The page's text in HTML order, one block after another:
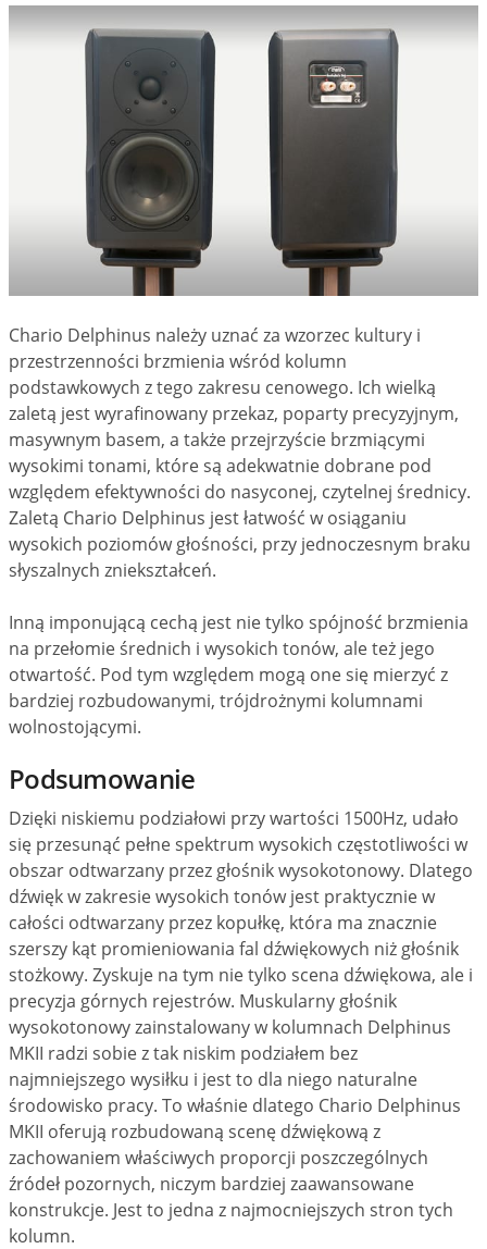
Chario Delphinus należy uznać za wzorzec kultury i
przestrzenności brzmienia wśród kolumn
podstawkowych z tego zakresu cenowego. Ich wielką
zaletą jest wyrafinowany przekaz, poparty precyzyjnym,
masywnym basem, a także przejrzyście brzmiącymi
wysokimi tonami, które są adekwatnie dobrane pod
względem efektywności do nasyconej, czytelnej średnicy.
Zaletą Chario Delphinus jest łatwość w osiąganiu
wysokich poziomów głośności, przy jednoczesnym braku
słyszalnych zniekształceń.
Inną imponującą cechą jest nie tylko spójność brzmienia
na przełomie średnich i wysokich tonów, ale też jego
otwartość. Pod tym względem mogą one się mierzyć z
bardziej rozbudowanymi, trójdrożnymi kolumnami
wolnostojącymi.
Podsumowanie
Dzięki niskiemu podziałowi przy wartości 1500Hz, udało
się przesunąć pełne spektrum wysokich częstotliwości w
obszar odtwarzany przez głośnik wysokotonowy. Dlatego
dźwięk w zakresie wysokich tonów jest praktycznie w
całości odtwarzany przez kopułkę, która ma znacznie
szerszy kąt promieniowania fal dźwiękowych niż głośnik
stożkowy. Zyskuje na tym nie tylko scena dźwiękowa, ale i
precyzja górnych rejestrów. Muskularny głośnik
wysokotonowy zainstalowany w kolumnach Delphinus
MKII radzi sobie z tak niskim podziałem bez
najmniejszego wysiłku i jest to dla niego naturalne
środowisko pracy. To właśnie dlatego Chario Delphinus
MKII oferują rozbudowaną scenę dźwiękową z
zachowaniem właściwych proporcji poszczególnych
źródeł pozornych, niczym bardziej zaawansowane
konstrukcje. Jest to jedna z najmocniejszych stron tych
kolumn.